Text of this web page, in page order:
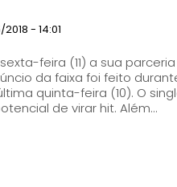
2018 - 14:01
feira (11) a sua
quinta-feira (10). O
de virar hit. Além...